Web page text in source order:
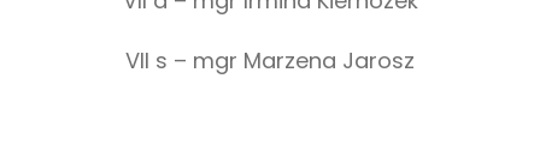
VII s – mgr Marzena Jarosz